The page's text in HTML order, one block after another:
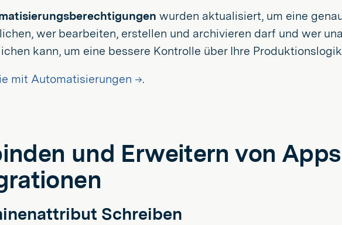
wurden aktualisiert, um eine
wer bearbeiten, erstellen und archivieren darf und wer
kann, um eine bessere Kontrolle über Ihre
mit Automatisierungen →.
und Erweitern von
Schreiben